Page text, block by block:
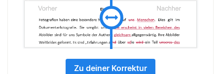
Zu deiner Korrektur